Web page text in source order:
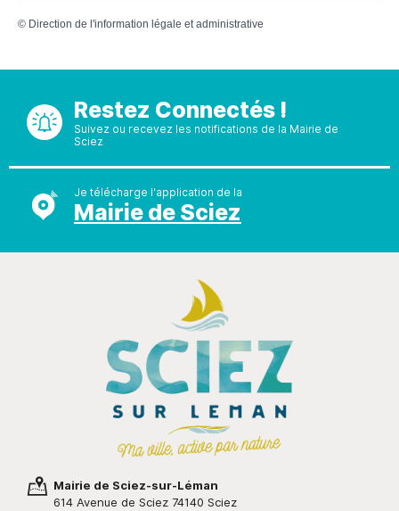
© Direction de l'information légale et administrative
Restez Connectés !
Suivez ou recevez les notifications de la Mairie de
Sciez
Je télécharge l'application de la
Mairie de Sciez
Mairie de Sciez-sur-Léman
614 Avenue de Sciez 74140 Sciez